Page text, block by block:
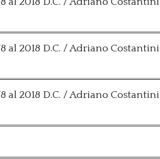
2018 D.C. / Adriano Costantini
2018 D.C. / Adriano Costantini